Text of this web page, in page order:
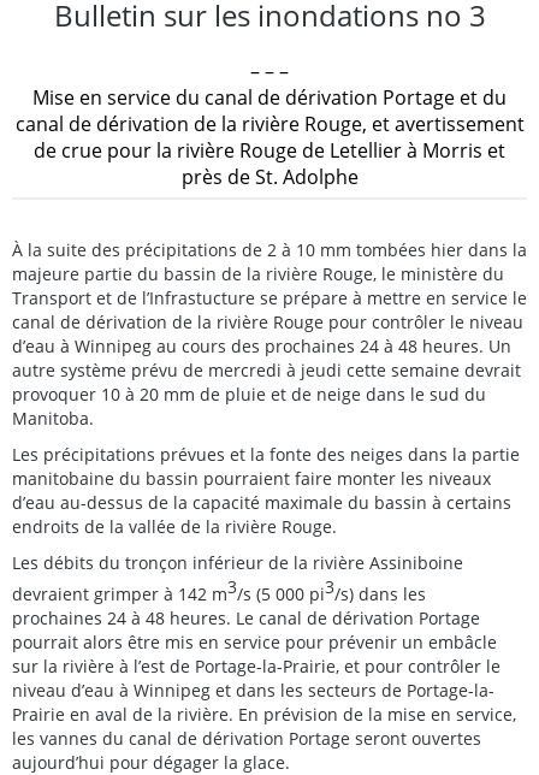
Bulletin sur les inondations no 3
– – –
Mise en service du canal de dérivation Portage et du
canal de dérivation de la rivière Rouge, et avertissement
de crue pour la rivière Rouge de Letellier à Morris et
près de St. Adolphe
À la suite des précipitations de 2 à 10 mm tombées hier dans la
majeure partie du bassin de la rivière Rouge, le ministère du
Transport et de l’Infrastucture se prépare à mettre en service le
canal de dérivation de la rivière Rouge pour contrôler le niveau
d’eau à Winnipeg au cours des prochaines 24 à 48 heures. Un
autre système prévu de mercredi à jeudi cette semaine devrait
provoquer 10 à 20 mm de pluie et de neige dans le sud du
Manitoba.
Les précipitations prévues et la fonte des neiges dans la partie
manitobaine du bassin pourraient faire monter les niveaux
d’eau au-dessus de la capacité maximale du bassin à certains
endroits de la vallée de la rivière Rouge.
Les débits du tronçon inférieur de la rivière Assiniboine
devraient grimper à 142 m3/s (5 000 pi3/s) dans les
prochaines 24 à 48 heures. Le canal de dérivation Portage
pourrait alors être mis en service pour prévenir un embâcle
sur la rivière à l’est de Portage-la-Prairie, et pour contrôler le
niveau d’eau à Winnipeg et dans les secteurs de Portage-la-
Prairie en aval de la rivière. En prévision de la mise en service,
les vannes du canal de dérivation Portage seront ouvertes
aujourd’hui pour dégager la glace.